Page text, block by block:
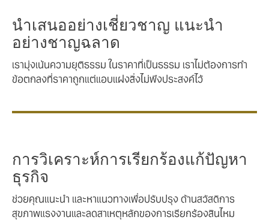
นำเสนออย่างเชี่ยวชาญ แนะนำ
อย่างชาญฉลาด
เรามุ่งเน้นความยุติธรรม ในราคาที่เป็นธรรม เราไม่ต้องการทำ
ข้อตกลงที่ราคาถูกแต่แอบแฝงสิ่งไม่พึงประสงค์ไว้
การวิเคราะห์การเรียกร้องแก้ปัญหา
ธุรกิจ
ช่วยคุณแนะนำ และหาแนวทางเพื่อปรับปรุง ด้านสวัสดิการ
สุขภาพแรงงานและลดสาเหตุหลักของการเรียกร้องสินไหม